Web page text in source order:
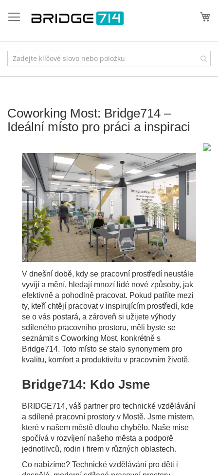
obsah
Coworking Most: Bridge714 –
Ideální místo pro práci a inspiraci
V dnešní době, kdy se pracovní prostředí neustále
vyvíjí a mění, hledají mnozí lidé nové způsoby, jak
efektivně a pohodlně pracovat. Pokud patříte mezi
ty, kteří chtějí pracovat v inspirujícím prostředí, kde
se o vás postará, a zároveň si užijete výhody
sdíleného pracovního prostoru, měli byste se
seznámit s Coworking Most, konkrétně s
Bridge714. Toto místo se stalo synonymem pro
kvalitu, komfort a produktivitu v pracovním životě.
Bridge714: Kdo Jsme
BRIDGE714, váš partner pro technické vzdělávání
a sdílené pracovní prostory v Mostě. Jsme místem,
které v našem městě dlouho chybělo. Naše mise
spočívá v rozvíjení našeho města a podporě
jednotlivců, rodin i firem v různých oblastech.
Co nabízíme? Technické vzdělávání pro děti i